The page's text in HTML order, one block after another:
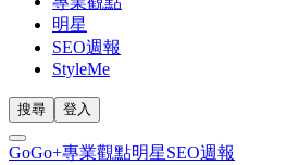
明星
SEO週報
StyleMe
搜尋 登入
GoGo+專業觀點明星SEO週報